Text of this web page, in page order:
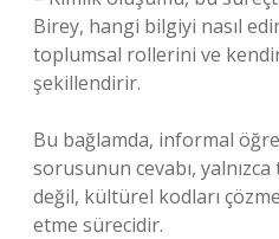
Birey, hangi bilgiyi nasıl
toplumsal rollerini ve
şekillendirir.
Bu bağlamda, informal
sorusunun cevabı,
değil, kültürel kodları
etme sürecidir.